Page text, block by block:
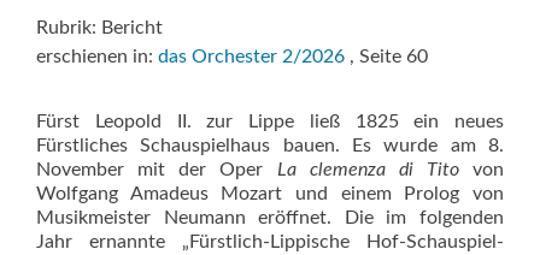
Rubrik: Bericht
erschienen in: das Orchester 2/2026 , Seite 60
Fürst Leopold II. zur Lippe ließ 1825 ein neues
Fürstliches Schauspielhaus bauen. Es wurde am 8.
November mit der Oper La clemenza di Titovon
Wolfgang Amadeus Mozart und einem Prolog von
Musikmeister Neumann eröffnet. Die im folgenden
Jahr ernannte „Fürstlich-Lippische Hof-Schauspiel-